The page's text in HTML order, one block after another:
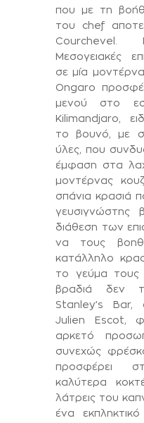
που με τη
του chef
Courchevel.
Μεσογειακές
σε μία
Ongaro
μενού στο
Kilimandjaro,
το βουνό, με
ύλες, που
έμφαση στα
μοντέρνας
σπάνια κρασιά
γευσιγνώστης
διάθεση των
να τους
κατάλληλο
το γεύμα
βραδιά δεν
Stanley’s Bar,
Julien Escot,
αρκετό
συνεχώς
προσφέρει
καλύτερα
λάτρεις του
ένα